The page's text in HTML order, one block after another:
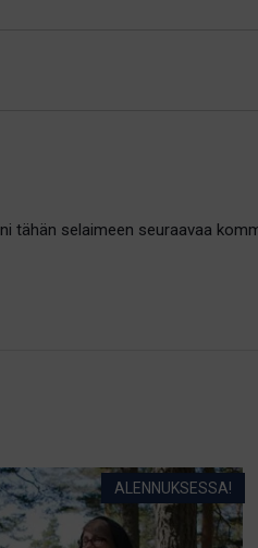
tähän selaimeen seuraavaa
ALENNUKSESSA!